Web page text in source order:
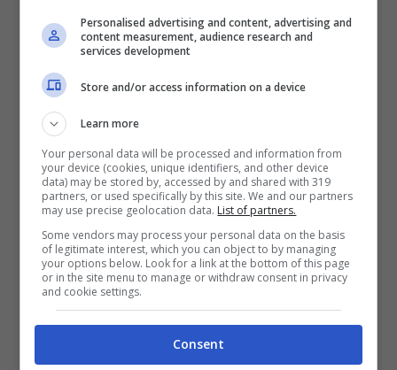
Sono stati confermati i ristoranti dello
scorso anno nella valutazione più alta delle
3 stelle. Si tratta di11 ristorantial vertice
della cucina italiana e mondiale. L’anno
scorso erano
Due Stelle
Anacapri – L’Olivo
Brusciano – Taverna Estia
Cervere- Antica Corona Reale
Cesenatico – Magnolia
Personalised advertising and content, advertising and
content measurement, audience research and
services development
Store and/or access information on a device
Learn more
Your personal data will be processed and information from
your device (cookies, unique identifiers, and other device
data) may be stored by, accessed by and shared with 319
partners, or used specifically by this site. We and our partners
may use precise geolocation data. List of partners.
Some vendors may process your personal data on the basis
of legitimate interest, which you can object to by managing
your options below. Look for a link at the bottom of this page
or in the site menu to manage or withdraw consent in privacy
and cookie settings.
Consent